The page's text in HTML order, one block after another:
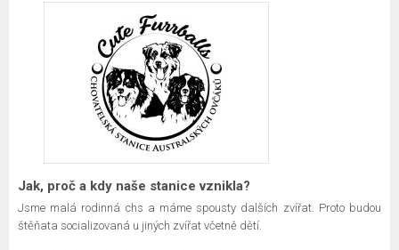
Jak, proč a kdy naše stanice vznikla?
Jsme malá rodinná chs a máme spousty dalších zvířat. Proto budou
štěňata socializovaná u jiných zvířat včetně dětí.